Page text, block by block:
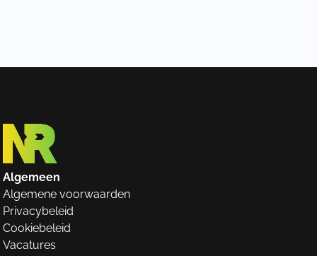
Algemeen
Algemene voorwaarden
Privacybeleid
Cookiebeleid
Vacatures